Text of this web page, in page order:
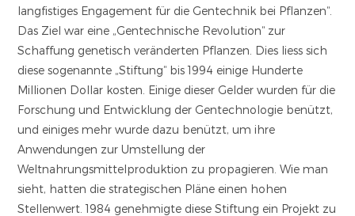
langfistiges Engagement für die Gentechnik bei Pflanzen“.
Das Ziel war eine „Gentechnische Revolution“ zur
Schaffung genetisch veränderten Pflanzen. Dies liess sich
diese sogenannte „Stiftung“ bis 1994 einige Hunderte
Millionen Dollar kosten. Einige dieser Gelder wurden für die
Forschung und Entwicklung der Gentechnologie benützt,
und einiges mehr wurde dazu benützt, um ihre
Anwendungen zur Umstellung der
Weltnahrungsmittelproduktion zu propagieren. Wie man
sieht, hatten die strategischen Pläne einen hohen
Stellenwert. 1984 genehmigte diese Stiftung ein Projekt zu